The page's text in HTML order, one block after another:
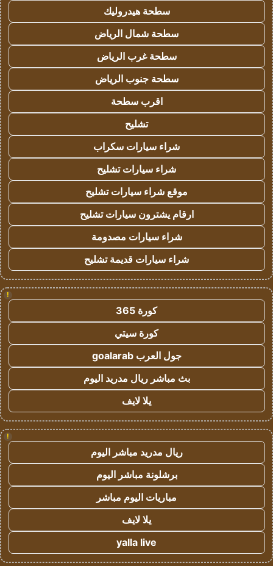
سطحة هيدروليك
سطحة شمال الرياض
سطحة غرب الرياض
سطحة جنوب الرياض
اقرب سطحة
تشليح
شراء سيارات سكراب
شراء سيارات تشليح
موقع شراء سيارات تشليح
ارقام يشترون سيارات تشليح
شراء سيارات مصدومة
شراء سيارات قديمة تشليح
!
كورة 365
كورة سيتي
جول العرب goalarab
بث مباشر ريال مدريد اليوم
يلا لايف
!
ريال مدريد مباشر اليوم
برشلونة مباشر اليوم
مباريات اليوم مباشر
يلا لايف
yalla live